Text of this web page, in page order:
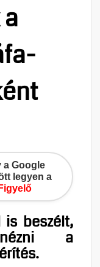
a Google
legyen a
beszélt,
a